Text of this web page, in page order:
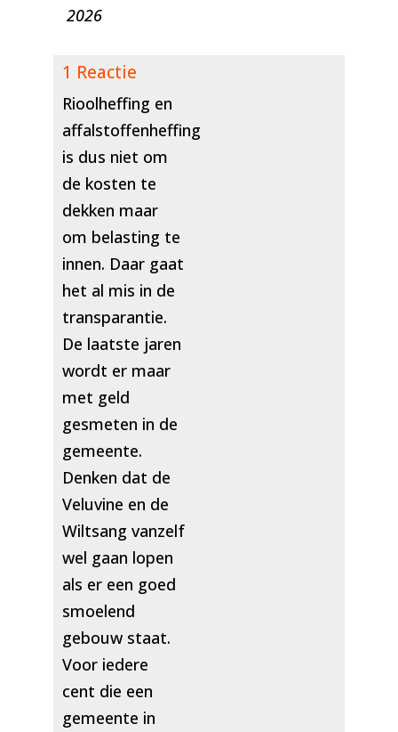
2026
1 Reactie
Rioolheffing en
affalstoffenheffing
is dus niet om
de kosten te
dekken maar
om belasting te
innen. Daar gaat
het al mis in de
transparantie.
De laatste jaren
wordt er maar
met geld
gesmeten in de
gemeente.
Denken dat de
Veluvine en de
Wiltsang vanzelf
wel gaan lopen
als er een goed
smoelend
gebouw staat.
Voor iedere
cent die een
gemeente in